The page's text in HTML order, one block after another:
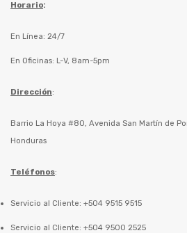
Horario:
En Línea: 24/7
En Oficinas: L-V, 8am-5pm
Dirección:
Barrio La Hoya #80, Avenida San Martín de
Honduras
Teléfonos:
Servicio al Cliente: +504 9515 9515
Servicio al Cliente: +504 9500 2525